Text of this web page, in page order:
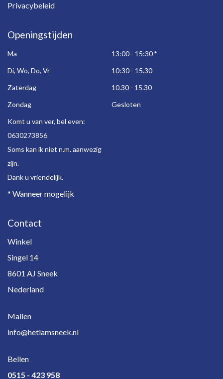
Privacybeleid
Openingstijden
Ma 13:00 - 15:30*
Di, Wo, Do, Vr
10:30 - 15.30
Zaterdag
10.30 - 15.30
Zondag
Gesloten
Komt u van ver, bel even:
0630273856
Soms kan ik niet n.m. aanwezig
zijn.
Dank u vriendelijk.
* Wanneer mogelijk
Contact
Winkel
Singel 14
8601 AJ Sneek
Nederland
Mailen
info@hetlamsneek.nl
Bellen
0515 - 423 958